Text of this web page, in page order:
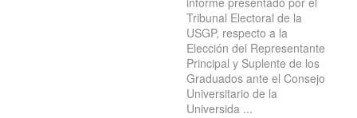
Tribunal Electoral de la
USGP, respecto a la
Elección del Representante
Principal y Suplente de los
Graduados ante el Consejo
Universitario de la
Universida ...